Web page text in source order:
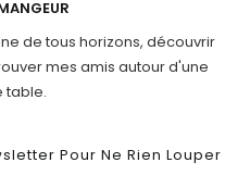
de tous horizons, découvrir
mes amis autour d'une
table.
Pour Ne Rien Louper